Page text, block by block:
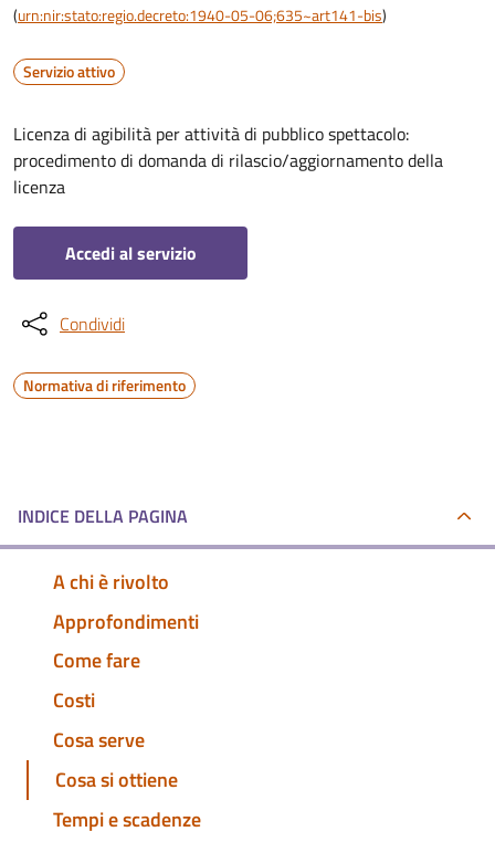
(urn:nir:stato:regio.decreto:1940-05-06;635~art141-bis)
Servizio attivo
Licenza di agibilità per attività di pubblico spettacolo:
procedimento di domanda di rilascio/aggiornamento della
licenza
Accedi al servizio
Condividi
Normativa di riferimento
INDICE DELLA PAGINA
A chi è rivolto
Approfondimenti
Come fare
Costi
Cosa serve
Cosa si ottiene
Tempi e scadenze